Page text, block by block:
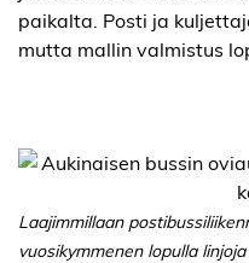
paikalta. Posti ja
mutta mallin valmistus
Laajimmillaan
vuosikymmenen lopulla